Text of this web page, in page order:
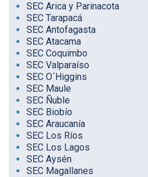
SEC Arica y Parinacota
SEC Tarapacá
SEC Antofagasta
SEC Atacama
SEC Coquimbo
SEC Valparaíso
SEC O´Higgins
SEC Maule
SEC Ñuble
SEC Biobío
SEC Araucanía
SEC Los Ríos
SEC Los Lagos
SEC Aysén
SEC Magallanes